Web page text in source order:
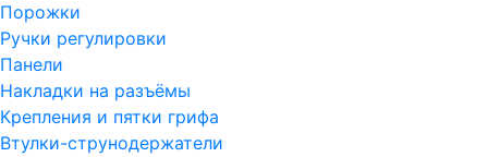
Порожки
Ручки регулировки
Панели
Накладки на разъёмы
Крепления и пятки грифа
Втулки-струнодержатели